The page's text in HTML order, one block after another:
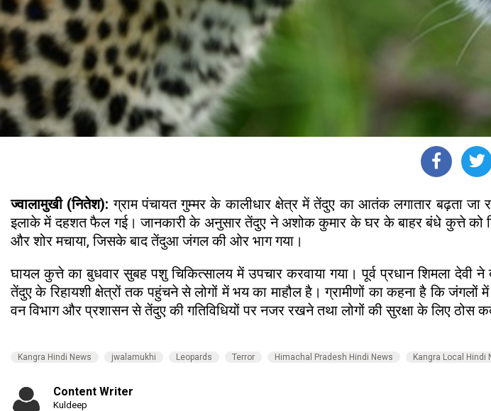
ज्वालामुखी (नितेश):ग्राम पंचायत गुम्मर के कालीधार क्षेत्र में तेंदुए का आतंक लगातार बढ़ता
इलाके में दहशत फैल गई। जानकारी के अनुसार तेंदुए ने अशोक कुमार के घर के बाहर बंधे कुत्ते को
और शोर मचाया, जिसके बाद तेंदुआ जंगल की ओर भाग गया।
घायल कुत्ते का बुधवार सुबह पशु चिकित्सालय में उपचार करवाया गया। पूर्व प्रधान शिमला
तेंदुए के रिहायशी क्षेत्रों तक पहुंचने से लोगों में भय का माहौल है। ग्रामीणों का कहना है कि
वन विभाग और प्रशासन से तेंदुए की गतिविधियों पर नजर रखने तथा लोगों की सुरक्षा के लिए ठोस
Kangra Hindi News jwalamukhi Leopards Terror Himachal Pradesh Hindi News Kangra Local Hindi
Content Writer
Kuldeep